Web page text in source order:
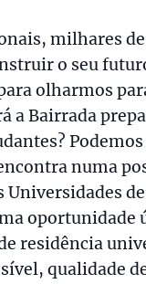
milhares
o seu
olharmos
a Bairrada
numa
oportunidade
residência
qualidade